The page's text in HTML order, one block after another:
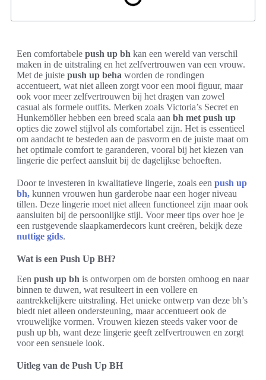
Een comfortabele push up bh kan een wereld van verschil
maken in de uitstraling en het zelfvertrouwen van een vrouw.
Met de juiste push up beha worden de rondingen
accentueert, wat niet alleen zorgt voor een mooi figuur, maar
ook voor meer zelfvertrouwen bij het dragen van zowel
casual als formele outfits. Merken zoals Victoria’s Secret en
Hunkemöller hebben een breed scala aan bh met push up
opties die zowel stijlvol als comfortabel zijn. Het is essentieel
om aandacht te besteden aan de pasvorm en de juiste maat om
het optimale comfort te garanderen, vooral bij het kiezen van
lingerie die perfect aansluit bij de dagelijkse behoeften.
Door te investeren in kwalitatieve lingerie, zoals een push up
bh, kunnen vrouwen hun garderobe naar een hoger niveau
tillen. Deze lingerie moet niet alleen functioneel zijn maar ook
aansluiten bij de persoonlijke stijl. Voor meer tips over hoe je
een rustgevende slaapkamerdecors kunt creëren, bekijk deze
nuttige gids.
Wat is een Push Up BH?
Een push up bh is ontworpen om de borsten omhoog en naar
binnen te duwen, wat resulteert in een vollere en
aantrekkelijkere uitstraling. Het unieke ontwerp van deze bh’s
biedt niet alleen ondersteuning, maar accentueert ook de
vrouwelijke vormen. Vrouwen kiezen steeds vaker voor de
push up bh, want deze lingerie geeft zelfvertrouwen en zorgt
voor een sensuele look.
Uitleg van de Push Up BH